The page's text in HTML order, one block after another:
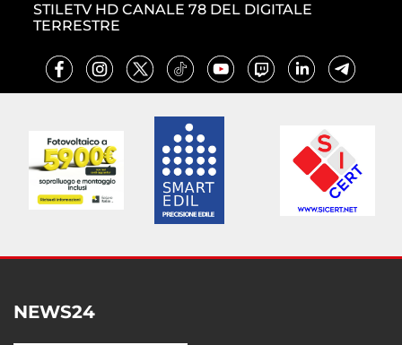
STILETV HD CANALE 78 DEL DIGITALE
TERRESTRE
NEWS24